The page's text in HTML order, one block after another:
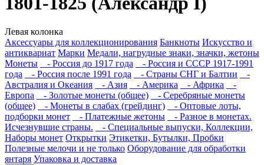
Левая колонка
Аксессуары для коллекционирования Банкноты Искусство и
антиквариат Марки Медали, нагрудные знаки, значки, жетоны
Монеты
- Россия до 1917 года
- Россия и СССР 1917-1991
года
- Россия после 1991 года - Страны СНГ и Балтии
-
Австралия и Океания
- Азия - Америка - Африка
-
Европа
- Золотые монеты (общее)
- Серебряные монеты
(общее)
- Монеты в слабах (грейдинг)
- Оптовые лоты,
подборки монет
- Платежные жетоны
- Разное в монетах.
Исчезнувшие страны.
- Специальные выпуски, Коллекции,
Наборы монет Открытки Этикетки, Бутылки, Пробки
Полезные мелочи и не только Оборудование для обработки
янтаря Упаковка и доставка